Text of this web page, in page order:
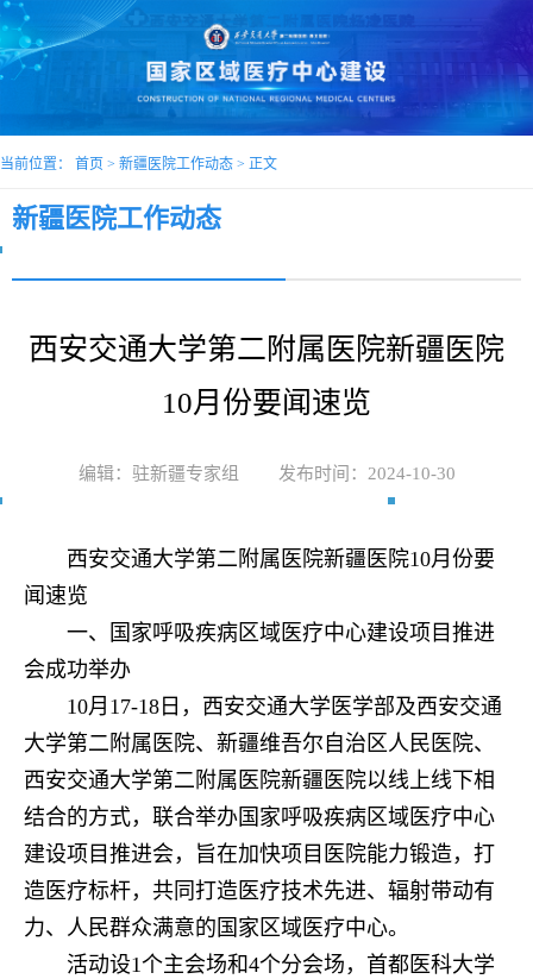
当前位置： 首页 > 新疆医院工作动态 > 正文
新疆医院工作动态
西安交通大学第二附属医院新疆医院
10月份要闻速览
编辑：驻新疆专家组 发布时间：2024-10-30
西安交通大学第二附属医院新疆医院10月份要
闻速览
一、国家呼吸疾病区域医疗中心建设项目推进
会成功举办
10月17-18日，西安交通大学医学部及西安交通
大学第二附属医院、新疆维吾尔自治区人民医院、
西安交通大学第二附属医院新疆医院以线上线下相
结合的方式，联合举办国家呼吸疾病区域医疗中心
建设项目推进会，旨在加快项目医院能力锻造，打
造医疗标杆，共同打造医疗技术先进、辐射带动有
力、人民群众满意的国家区域医疗中心。
活动设1个主会场和4个分会场，首都医科大学